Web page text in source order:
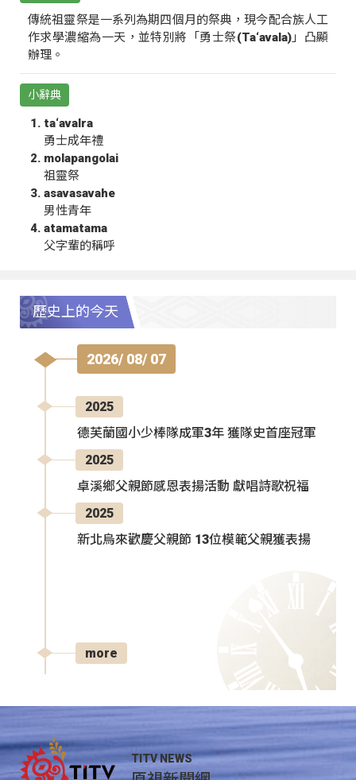
傳統祖靈祭是一系列為期四個月的祭典，現今配合族人工
作求學濃縮為一天，並特別將「勇士祭(Ta‘avala)」凸顯
辦理。
小辭典
ta‘avalra
勇士成年禮
molapangolai
祖靈祭
asavasavahe
男性青年
atamatama
父字輩的稱呼
歷史上的今天
2026/ 08/ 07
2025
德芙蘭國小少棒隊成軍3年 獲隊史首座冠軍
2025
卓溪鄉父親節感恩表揚活動 獻唱詩歌祝福
2025
新北烏來歡慶父親節 13位模範父親獲表揚
more
TITV NEWS